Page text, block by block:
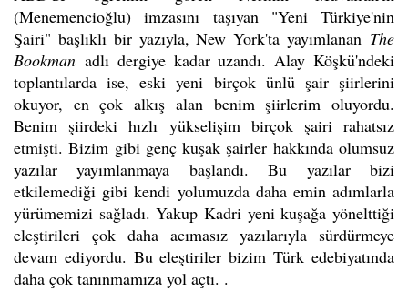
(Menemencioğlu) imzasını taşıyan "Yeni Türkiye'nin
Şairi" başlıklı bir yazıyla, New York'ta yayımlanan The
Bookman adlı dergiye kadar uzandı. Alay Köşkü'ndeki
toplantılarda ise, eski yeni birçok ünlü şair şiirlerini
okuyor, en çok alkış alan benim şiirlerim oluyordu.
Benim şiirdeki hızlı yükselişim birçok şairi rahatsız
etmişti. Bizim gibi genç kuşak şairler hakkında olumsuz
yazılar yayımlanmaya başlandı. Bu yazılar bizi
etkilemediği gibi kendi yolumuzda daha emin adımlarla
yürümemizi sağladı. Yakup Kadri yeni kuşağa yönelttiği
eleştirileri çok daha acımasız yazılarıyla sürdürmeye
devam ediyordu. Bu eleştiriler bizim Türk edebiyatında
daha çok tanınmamıza yol açtı. .